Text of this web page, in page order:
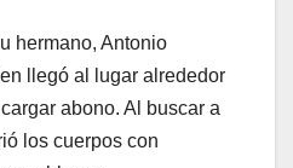
hermano, Antonio
llegó al lugar alrededor
abono. Al buscar a
los cuerpos con